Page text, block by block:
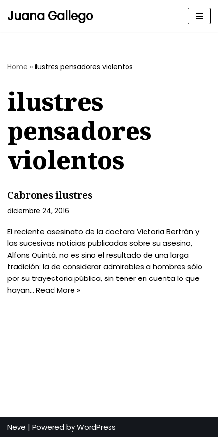
Juana Gallego
Home » ilustres pensadores violentos
ilustres
pensadores
violentos
Cabrones ilustres
diciembre 24, 2016
El reciente asesinato de la doctora Victoria Bertrán y
las sucesivas noticias publicadas sobre su asesino,
Alfons Quintà, no es sino el resultado de una larga
tradición: la de considerar admirables a hombres sólo
por su trayectoria pública, sin tener en cuenta lo que
hayan… Read More »
Neve | Powered byWordPress